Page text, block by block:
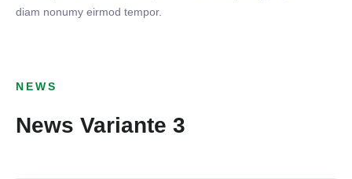
diam nonumy eirmod tempor.
NEWS
News Variante 3
TSV 1899 Benningen - TSV
31. AUGUST 2021